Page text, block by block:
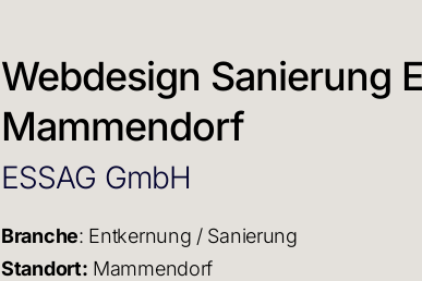
Webdesign Sanierung
Mammendorf
ESSAG GmbH
Branche: Entkernung / Sanierung
Standort: Mammendorf